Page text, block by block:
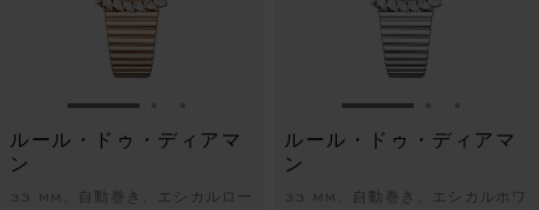
スライドに移動 1スライドに移動 3
ルール・ドゥ・ディアマ
ン
33 MM、自動巻き、エシカルロー
スライドに移動 1
ルール・ドゥ・ディアマ
ン
33 MM、自動巻き、エシカルホワ